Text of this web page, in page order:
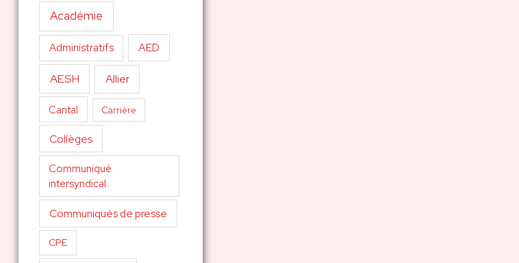
Académie
Administratifs AED
AESH Allier
Cantal Carrière
Collèges
Communiqué
intersyndical
Communiqués de presse
CPE